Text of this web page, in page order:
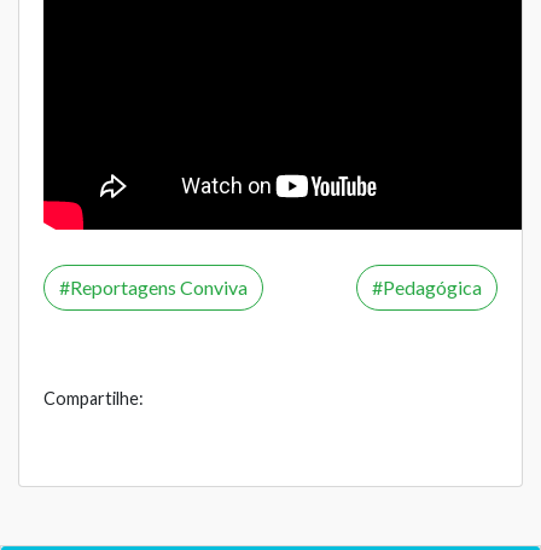
Reportagens Conviva Pedagógica
Compartilhe: